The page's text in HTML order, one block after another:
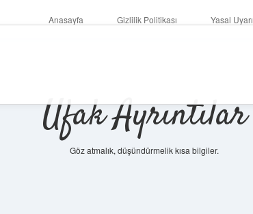
Anasayfa Gizlilik Politikası Yasal Uyarı
Ufak Ayrıntılar
Göz atmalık, düşündürmelik kısa bilgiler.